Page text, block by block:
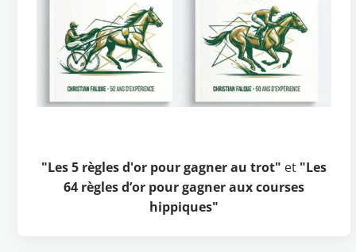
"Les 5 règles d'or pour gagner au trot" et "Les
64 règles d’or pour gagner aux courses
hippiques"